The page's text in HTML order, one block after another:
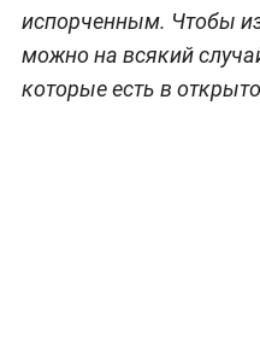
испорченным. Чтобы
можно на всякий
которые есть в